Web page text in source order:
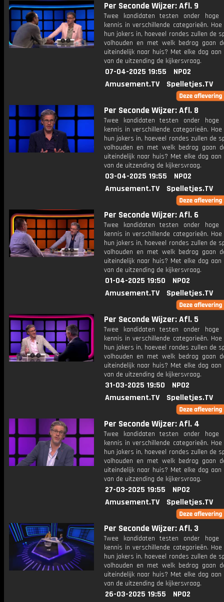
Per Seconde Wijzer: Afl. 9
Twee kandidaten testen onder hoge
kennis in verschillende categorieën.
hun jokers in, hoeveel rondes zullen de
volhouden en met welk bedrag gaan
uiteindelijk naar huis? Met elke dag
van de uitzending de kijkersvraag.
07-04-2025 19:55
NPO2
Amusement.TV
Spelletjes.TV
Per Seconde Wijzer: Afl. 8
Twee kandidaten testen onder hoge
kennis in verschillende categorieën.
hun jokers in, hoeveel rondes zullen de
volhouden en met welk bedrag gaan
uiteindelijk naar huis? Met elke dag
van de uitzending de kijkersvraag.
03-04-2025 19:55
NPO2
Amusement.TV
Spelletjes.TV
Per Seconde Wijzer: Afl. 6
Twee kandidaten testen onder hoge
kennis in verschillende categorieën.
hun jokers in, hoeveel rondes zullen de
volhouden en met welk bedrag gaan
uiteindelijk naar huis? Met elke dag
van de uitzending de kijkersvraag.
01-04-2025 19:50
NPO2
Amusement.TV
Spelletjes.TV
Per Seconde Wijzer: Afl. 5
Twee kandidaten testen onder hoge
kennis in verschillende categorieën.
hun jokers in, hoeveel rondes zullen de
volhouden en met welk bedrag gaan
uiteindelijk naar huis? Met elke dag
van de uitzending de kijkersvraag.
31-03-2025 19:50
NPO2
Amusement.TV
Spelletjes.TV
Per Seconde Wijzer: Afl. 4
Twee kandidaten testen onder hoge
kennis in verschillende categorieën.
hun jokers in, hoeveel rondes zullen de
volhouden en met welk bedrag gaan
uiteindelijk naar huis? Met elke dag
van de uitzending de kijkersvraag.
27-03-2025 19:55
NPO2
Amusement.TV
Spelletjes.TV
Per Seconde Wijzer: Afl. 3
Twee kandidaten testen onder hoge
kennis in verschillende categorieën.
hun jokers in, hoeveel rondes zullen de
volhouden en met welk bedrag gaan
uiteindelijk naar huis? Met elke dag
van de uitzending de kijkersvraag.
26-03-2025 19:55
NPO2